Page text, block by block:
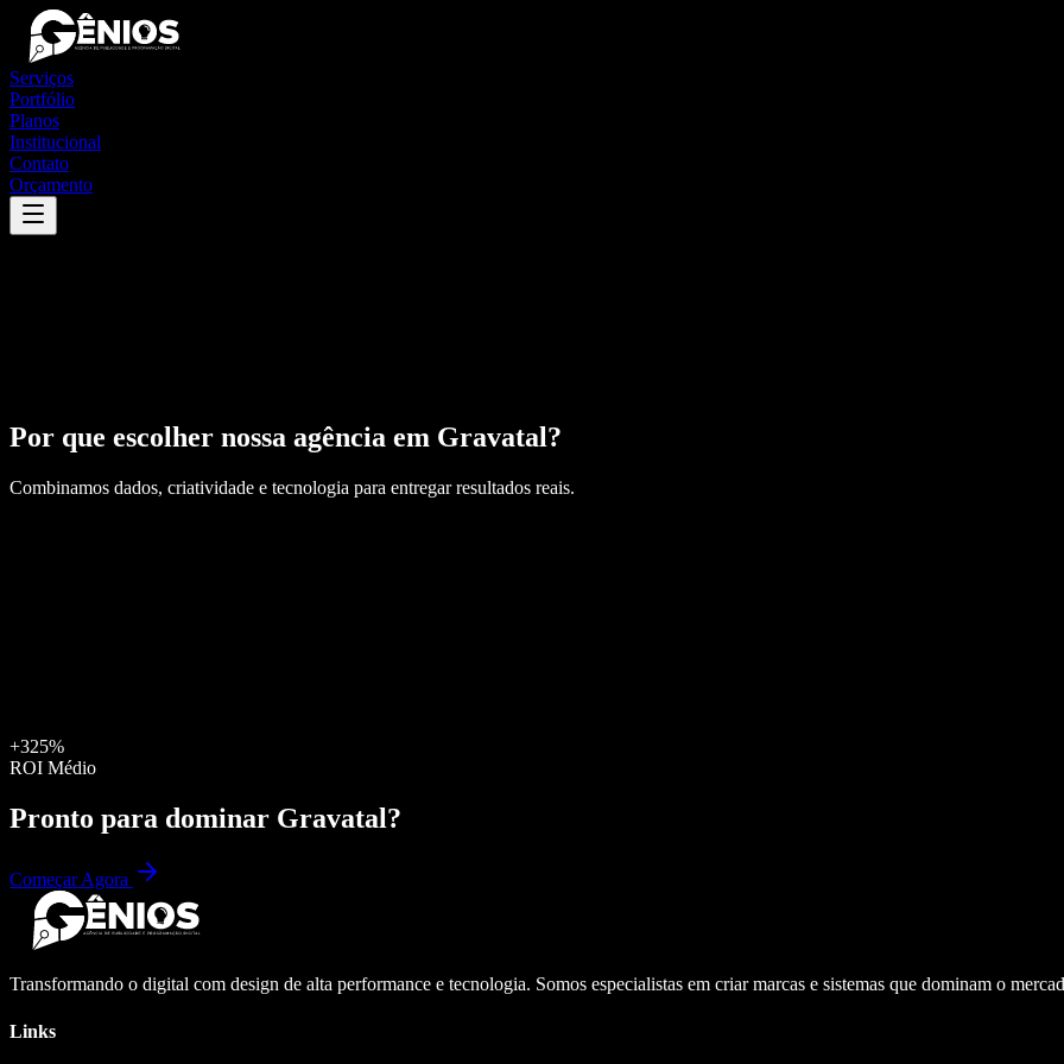
Serviços
Portfólio
Planos
Institucional
Contato
Orçamento
Por que escolher nossa agência em Gravatal?
Combinamos dados, criatividade e tecnologia para entregar resultados reais.
+325%
ROI Médio
Pronto para dominar Gravatal?
Começar Agora
Transformando o digital com design de alta performance e tecnologia. Somos especialistas em criar marcas e sistemas que dominam o
Links